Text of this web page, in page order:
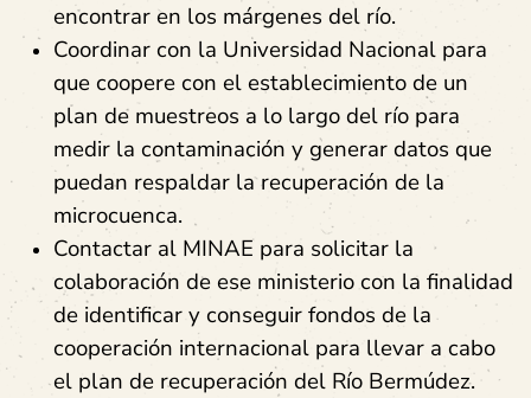
encontrar en los márgenes del río.
Coordinar con la Universidad Nacional para
que coopere con el establecimiento de un
plan de muestreos a lo largo del río para
medir la contaminación y generar datos que
puedan respaldar la recuperación de la
microcuenca.
Contactar al MINAE para solicitar la
colaboración de ese ministerio con la finalidad
de identificar y conseguir fondos de la
cooperación internacional para llevar a cabo
el plan de recuperación del Río Bermúdez.